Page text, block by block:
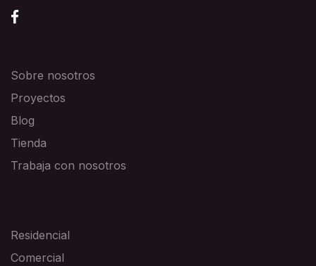
Sobre nosotros
Proyectos
Blog
Tienda
Trabaja con nosotros
Residencial
Comercial